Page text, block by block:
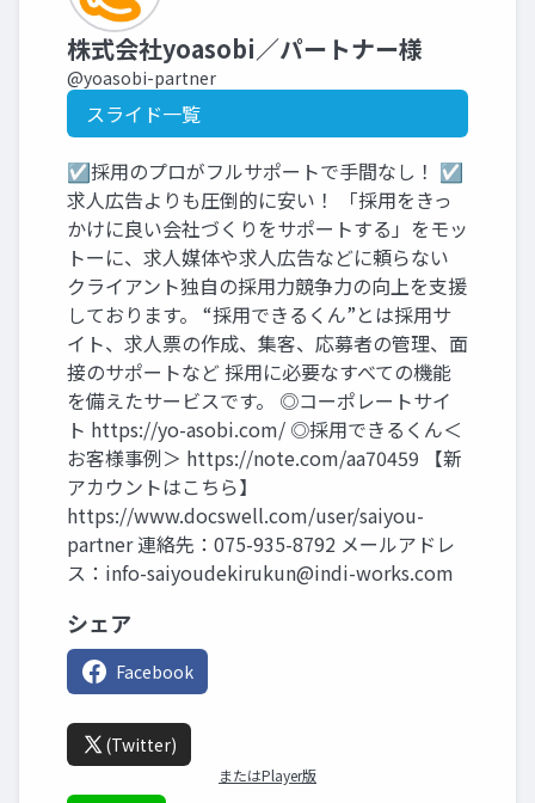
株式会社yoasobi／パートナー様
@yoasobi-partner
スライド一覧
☑採用のプロがフルサポートで手間なし！ ☑
求人広告よりも圧倒的に安い！ 「採用をきっ
かけに良い会社づくりをサポートする」をモッ
トーに、求人媒体や求人広告などに頼らない
クライアント独自の採用力競争力の向上を支援
しております。 “採用できるくん”とは採用サ
イト、求人票の作成、集客、応募者の管理、面
接のサポートなど 採用に必要なすべての機能
を備えたサービスです。 ◎コーポレートサイ
ト https://yo-asobi.com/ ◎採用できるくん＜
お客様事例＞ https://note.com/aa70459 【新
アカウントはこちら】
https://www.docswell.com/user/saiyou-
partner 連絡先：075-935-8792 メールアドレ
ス： info-saiyoudekirukun@indi-works.com
シェア
Facebook
(Twitter)
またはPlayer版